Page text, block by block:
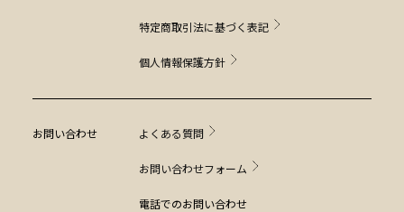
特定商取引法に基づく表記
個人情報保護方針
お問い合わせ よくある質問
お問い合わせフォーム
電話でのお問い合わせ